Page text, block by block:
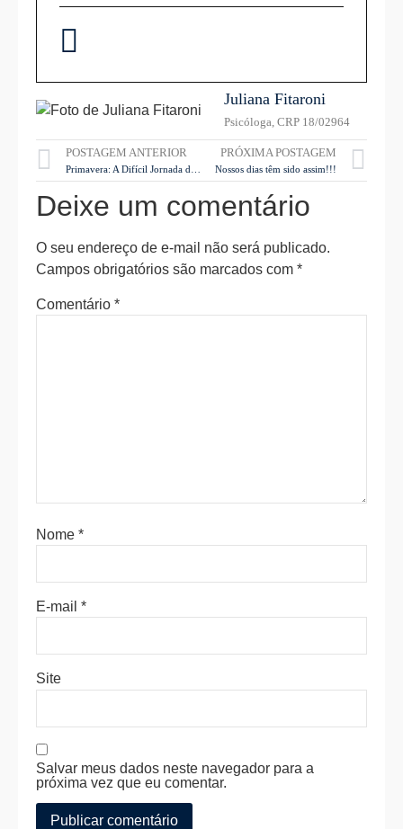
Juliana Fitaroni
Psicóloga, CRP 18/02964
POSTAGEM ANTERIOR PRÓXIMA POSTAGEM
Nossos dias têm sido assim!!!
Deixe um comentário
O seu endereço de e-mail não será publicado.
Campos obrigatórios são marcados com *
Comentário *
Nome *
E-mail *
Site
Salvar meus dados neste navegador para a
próxima vez que eu comentar.